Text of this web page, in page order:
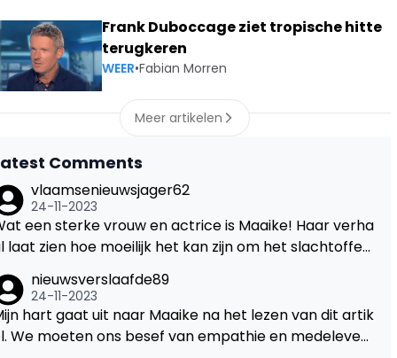
Frank Duboccage ziet tropische hitte
terugkeren
WEER•Fabian Morren
Meer artikelen
Comments
vlaamsenieuwsjager62
24-11-2023
een sterke vrouw en actrice is Maaike! Haar verha
laat zien hoe moeilijk het kan zijn om het slachtoffer
kan haar verhaal anderen helpen in een soortgelijke
nieuwsverslaafde89
24-11-2023
hart gaat uit naar Maaike na het lezen van dit artik
We moeten ons besef van empathie en medeleven